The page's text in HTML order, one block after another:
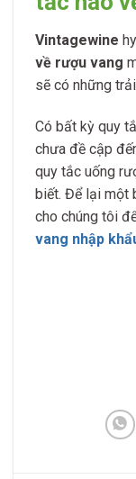
Vintagewine
về rượu vang
sẽ có những
Có bất kỳ quy
chưa đề cập
quy tắc uống
biết. Để lại một
cho chúng tôi
vang nhập